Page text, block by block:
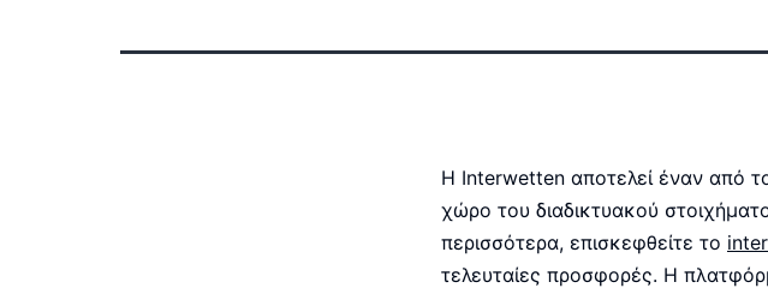
Η Interwetten αποτελεί έναν από
χώρο του διαδικτυακού
περισσότερα, επισκεφθείτε το
τελευταίες προσφορές. Η